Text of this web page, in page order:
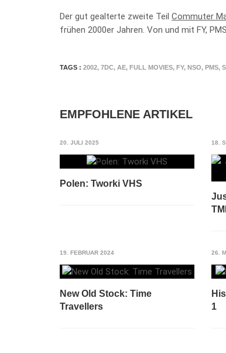
Der gut gealterte zweite Teil Commuter
frühen 2000er Jahren. Von und mit FY,
TAGS : 2002, 7DC, AE, FULL MOVIES, FY, NSO, PMS,
EMPFOHLENE ARTIKEL
20. JULI 2025
Polen: Tworki VHS
18.
19. FEBRUAR 2024
New Old Stock: Time
Travellers
26.
1